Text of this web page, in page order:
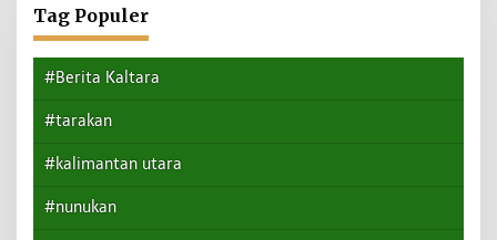
Tag Populer
#Berita Kaltara
#tarakan
#kalimantan utara
#nunukan